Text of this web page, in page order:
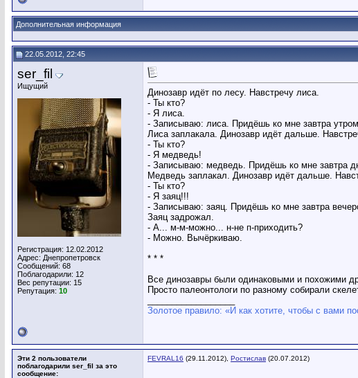
Дополнительная информация
22.05.2012, 22:45
ser_fil
Ищущий
Регистрация: 12.02.2012
Адрес: Днепропетровск
Сообщений: 68
Поблагодарили: 12
Вес репутации: 15
Репутация: 10
Динозавр идёт по лесу. Навстречу лиса.
- Ты кто?
- Я лиса.
- Записываю: лиса. Придёшь ко мне завтра
Лиса заплакала. Динозавр идёт дальше.
- Ты кто?
- Я медведь!
- Записываю: медведь. Придёшь ко мне завтра
Медведь заплакал. Динозавр идёт дальше.
- Ты кто?
- Я заяц!!!
- Записываю: заяц. Придёшь ко мне завтра
Заяц задрожал.
- А... м-м-можно... н-не п-приходить?
- Можно. Вычёркиваю.
* * *
Все динозавры были одинаковыми и похожими
Просто палеонтологи по разному собирали
Золотое правило: «И как хотите, чтобы с вами
Эти 2 пользователи
поблагодарили ser_fil за это
сообщение:
FEVRAL16 (29.11.2012), Ростислав (20.07.2012)